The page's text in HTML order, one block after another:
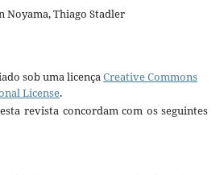
Noyama, Thiago Stadler
sob uma licençaCreative Commons
License.
revista concordam com os seguintes